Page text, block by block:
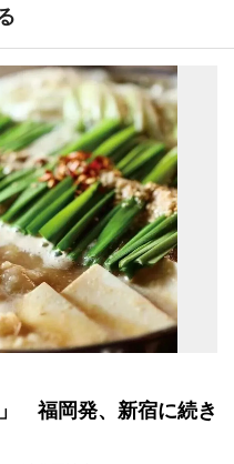
福岡発、新宿に続き